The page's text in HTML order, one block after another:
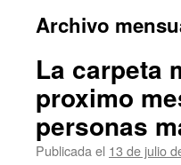
Archivo
La carpeta
proximo
personas
Publicada el 13 de julio